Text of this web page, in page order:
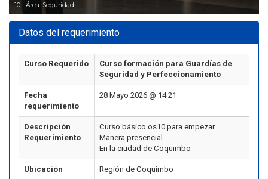
10 | Área: Seguridad
Datos del requerimiento
Curso Requerido
Curso formación para Guardías de
Seguridad y Perfeccionamiento
Fecha
requerimiento
28 Mayo 2026 @ 14:21
Descripción
Requerimiento
Curso básico os10 para empezar
Manera presencial
En la ciudad de Coquimbo
Ubicación Región de Coquimbo